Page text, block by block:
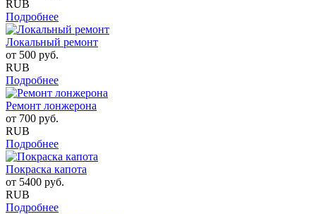
RUB
Подробнее
Локальный ремонт
от 500 руб.
RUB
Подробнее
Ремонт лонжерона
от 700 руб.
RUB
Подробнее
Покраска капота
от 5400 руб.
RUB
Подробнее